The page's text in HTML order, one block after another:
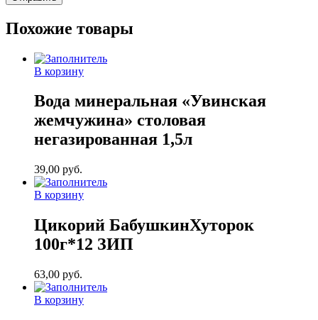
Похожие товары
В корзину
Вода минеральная «Увинская
жемчужина» столовая
негазированная 1,5л
39,00 руб.
В корзину
Цикорий БабушкинХуторок
100г*12 ЗИП
63,00 руб.
В корзину